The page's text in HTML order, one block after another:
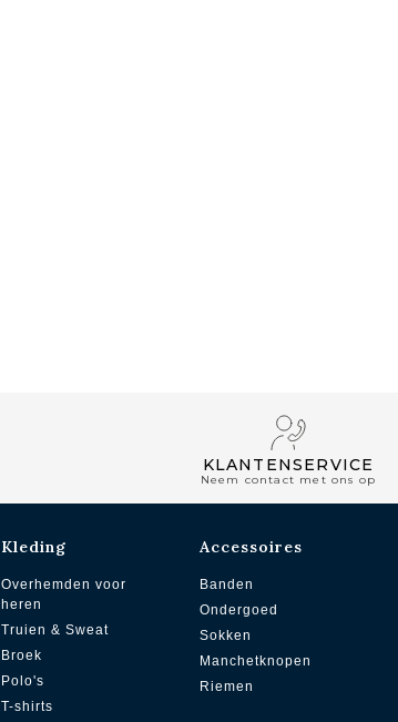
KLANTENSERVICE
Neem contact met ons op
Kleding
Overhemden voor
heren
Truien & Sweat
Broek
Polo's
T-shirts
Accessoires
Banden
Ondergoed
Sokken
Manchetknopen
Riemen